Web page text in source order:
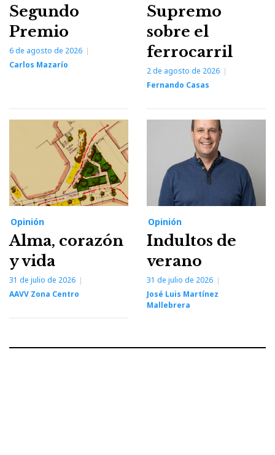
Segundo
Premio
6 de agosto de 2026
Carlos Mazarío
Supremo
sobre el
ferrocarril
2 de agosto de 2026
Fernando Casas
Opinión
Alma, corazón
y vida
31 de julio de 2026
AAVV Zona Centro
Opinión
Indultos de
verano
31 de julio de 2026
José Luis Martínez
Mallebrera